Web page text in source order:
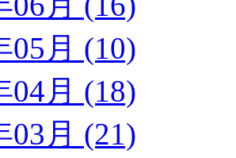
05月 (10)
04月 (18)
03月 (21)